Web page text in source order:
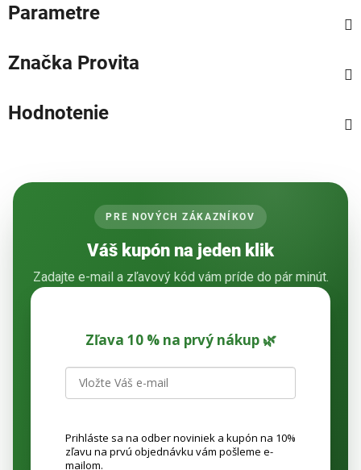
Parametre
Značka Provita
Hodnotenie
PRE NOVÝCH ZÁKAZNÍKOV
Váš kupón na jeden klik
Zadajte e-mail a zľavový kód vám príde do pár minút.
Zľava 10 % na prvý nákup 🌿
Prihláste sa na odber noviniek a kupón na 10%
zľavu na prvú objednávku vám pošleme e-
mailom.